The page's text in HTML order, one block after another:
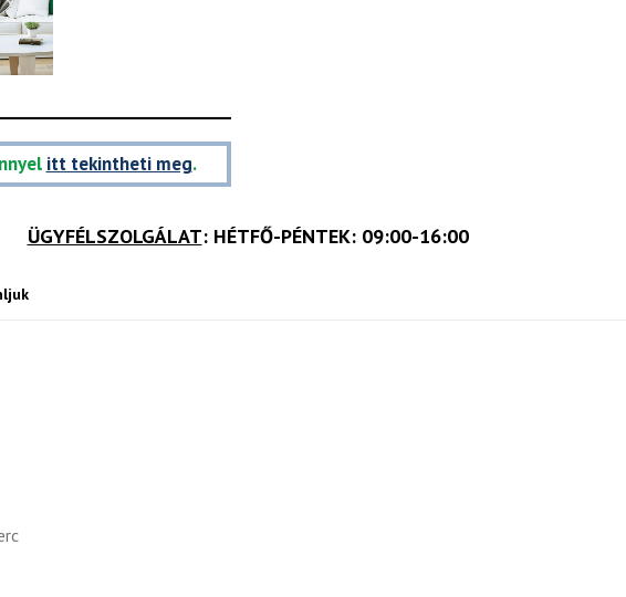
itt tekintheti meg.
ÜGYFÉLSZOLGÁLAT: HÉTFŐ-PÉNTEK: 09:00-16:00